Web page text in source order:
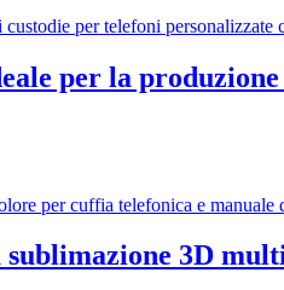
per la
3D